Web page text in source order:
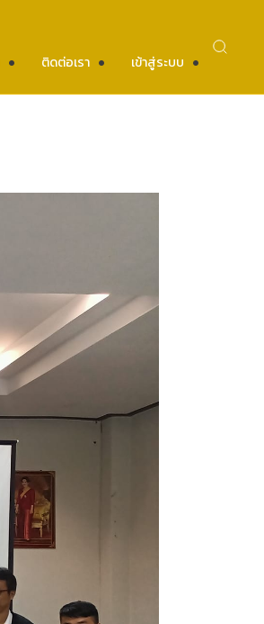
ติดต่อเรา เข้าสู่ระบบ